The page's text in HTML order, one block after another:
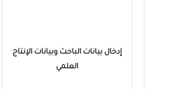
إدخال بيانات الباحث وبيانات الإنتاج
العلمي